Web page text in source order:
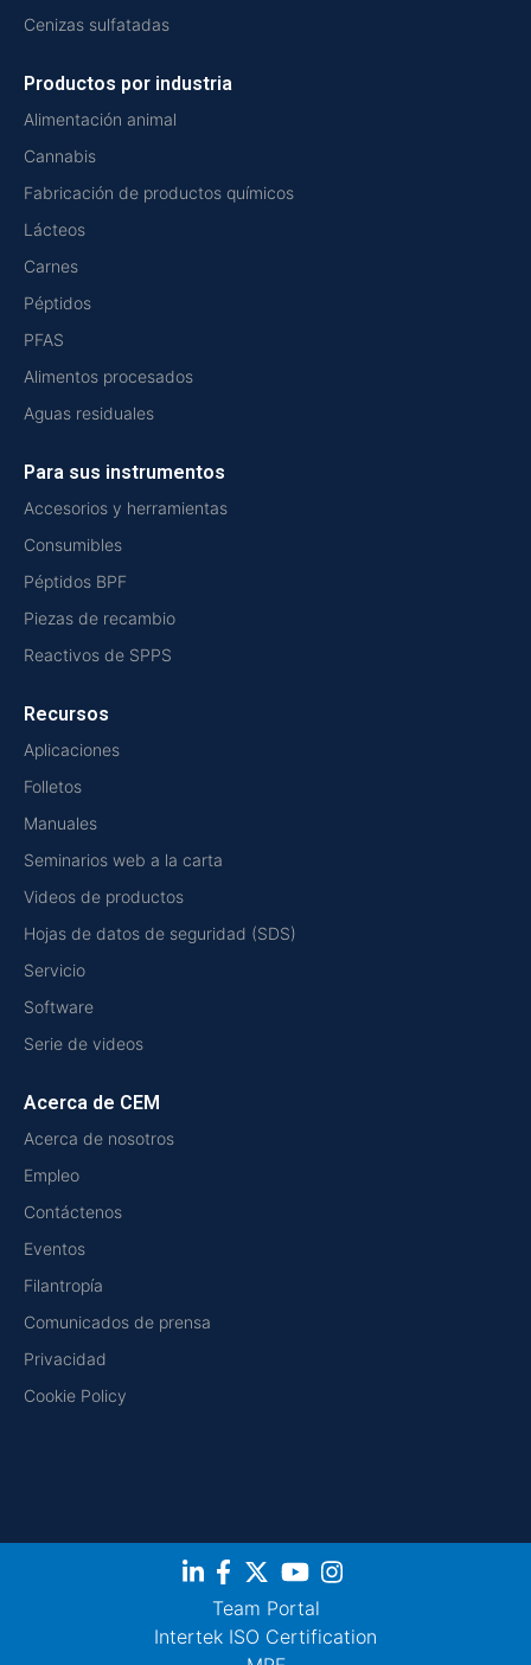
Cenizas sulfatadas
Productos por industria
Alimentación animal
Cannabis
Fabricación de productos químicos
Lácteos
Carnes
Péptidos
PFAS
Alimentos procesados
Aguas residuales
Para sus instrumentos
Accesorios y herramientas
Consumibles
Péptidos BPF
Piezas de recambio
Reactivos de SPPS
Recursos
Aplicaciones
Folletos
Manuales
Seminarios web a la carta
Videos de productos
Hojas de datos de seguridad (SDS)
Servicio
Software
Serie de videos
Acerca de CEM
Acerca de nosotros
Empleo
Contáctenos
Eventos
Filantropía
Comunicados de prensa
Privacidad
Cookie Policy
Team Portal
Intertek ISO Certification